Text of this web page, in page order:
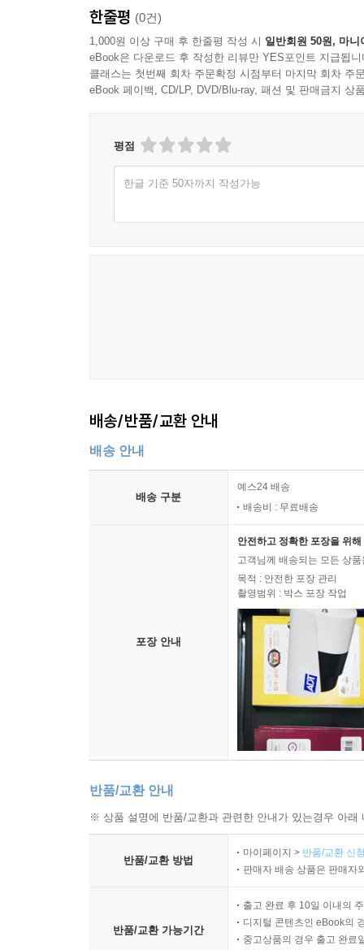
한줄평 (0건)
1,000원 이상 구매 후 한줄평 작성 시 일반회원 50원, 마니
eBook은 다운로드 후 작성한 리뷰만 YES포인트 지급됩니
클래스는 첫번째 회차 주문확정 시점부터 마지막 회차 주
eBook 페이백, CD/LP, DVD/Blu-ray, 패션 및 판매금지 상
평점
한글 기준 50자까지 작성가능
배송/반품/교환 안내
배송 안내
배송 구분
예스24 배송
배송비 : 무료배송
포장 안내
안전하고 정확한 포장을 위
고객님께 배송되는 모든 상
목적 : 안전한 포장 관리
촬영범위 : 박스 포장 작업
반품/교환 안내
※ 상품 설명에 반품/교환과 관련한 안내가 있는경우 아
반품/교환 방법
마이페이지 > 반품/교환 신
판매자 배송 상품은 판매자
반품/교환 가능기간
출고 완료 후 10일 이내의
디지털 콘텐츠인 eBook의
중고상품의 경우 출고 완료